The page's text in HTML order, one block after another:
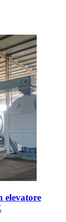
elevatore